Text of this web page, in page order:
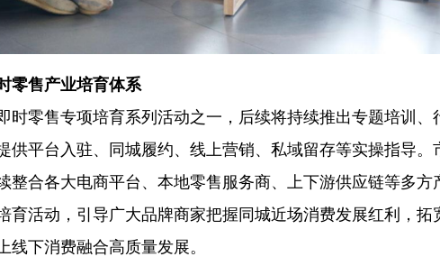
零售产业培育体系
时零售专项培育系列活动之一，后续将持续推出专题培训、
供平台入驻、同城履约、线上营销、私域留存等实操指导。
整合各大电商平台、本地零售服务商、上下游供应链等多方
育活动，引导广大品牌商家把握同城近场消费发展红利，拓
下消费融合高质量发展。